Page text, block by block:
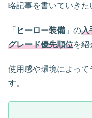
略記事を書いていきた
「 ヒーロー装備 」の入
グレード優先順位を紹
使用感や環境によって
す。